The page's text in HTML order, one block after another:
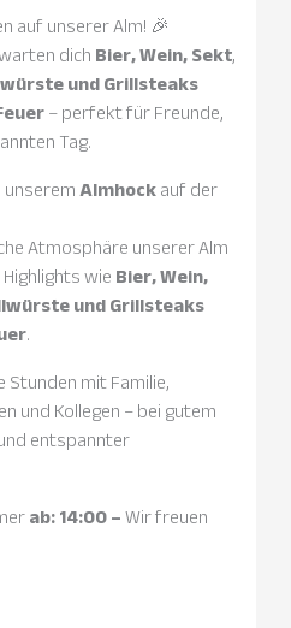
auf unserer Alm! 🎉
dich Bier, Wein, Sekt,
und Grillsteaks
– perfekt für Freunde,
Tag.
unserem Almhockauf der
Atmosphäre unserer Alm
wie Bier, Wein,
und Grillsteaks
.
Stunden mit Familie,
und Kollegen – bei gutem
entspannter
ab: 14:00 – Wir freuen